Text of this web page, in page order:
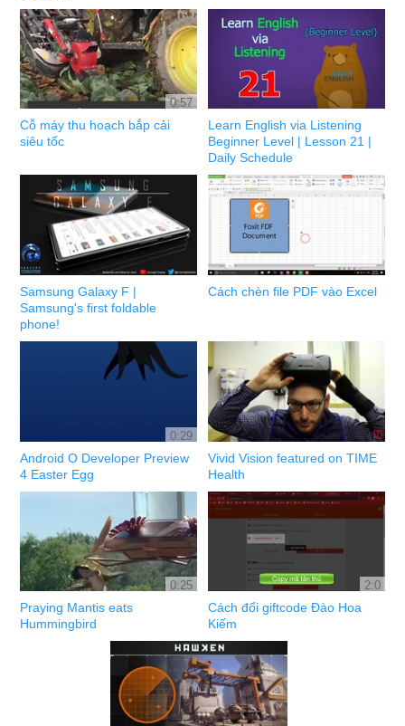
0:57
Cỗ máy thu hoạch bắp cải
siêu tốc
Learn English via Listening
Beginner Level | Lesson 21 |
Daily Schedule
Samsung Galaxy F |
Samsung's first foldable
phone!
Cách chèn file PDF vào Excel
0:29
Android O Developer Preview
4 Easter Egg
Vivid Vision featured on TIME
Health
0:25
Praying Mantis eats
Hummingbird
2:0
Cách đổi giftcode Đào Hoa
Kiếm